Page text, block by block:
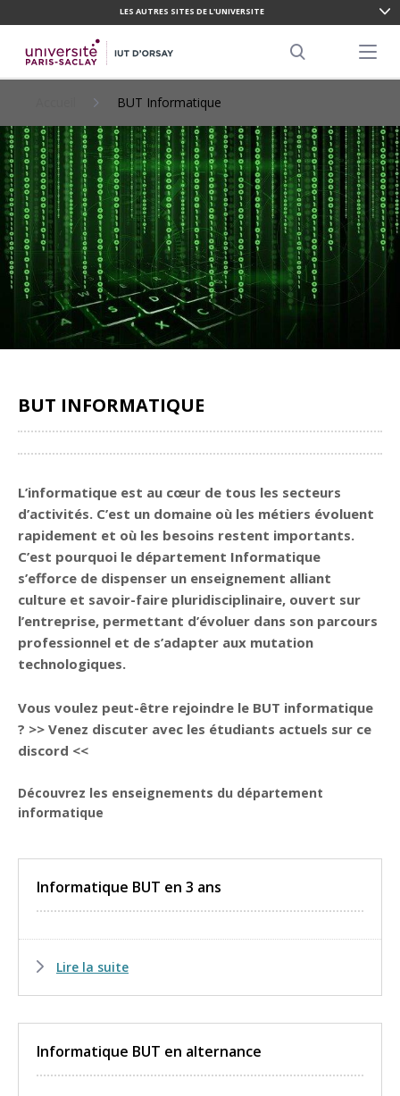
CONTENU
PRINCIPAL
LES AUTRES SITES DE L'UNIVERSITE
Menu
BUT Informatique
BUT INFORMATIQUE
L’informatique est au cœur de tous les secteurs
d’activités. C’est un domaine où les métiers évoluent
rapidement et où les besoins restent importants.
C’est pourquoi le département Informatique
s’efforce de dispenser un enseignement alliant
culture et savoir-faire pluridisciplinaire, ouvert sur
l’entreprise, permettant d’évoluer dans son parcours
professionnel et de s’adapter aux mutation
technologiques.
Vous voulez peut-être rejoindre le BUT informatique
? >> Venez discuter avec les étudiants actuels sur ce
discord <<
Découvrez les enseignements du département
informatique
Informatique BUT en 3 ans
Lire la suite
Informatique BUT en alternance